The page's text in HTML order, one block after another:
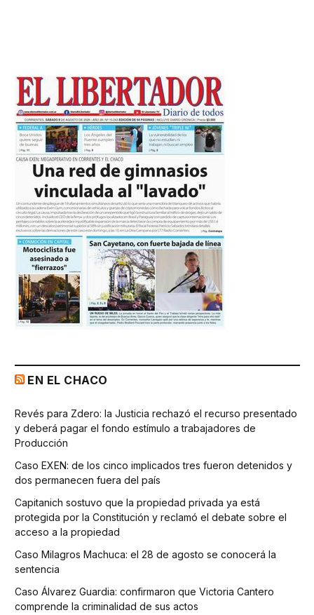
EN EL CHACO
Revés para Zdero: la Justicia rechazó el recurso presentado
y deberá pagar el fondo estímulo a trabajadores de
Producción
Caso EXEN: de los cinco implicados tres fueron detenidos y
dos permanecen fuera del país
Capitanich sostuvo que la propiedad privada ya está
protegida por la Constitución y reclamó el debate sobre el
acceso a la propiedad
Caso Milagros Machuca: el 28 de agosto se conocerá la
sentencia
Caso Álvarez Guardia: confirmaron que Victoria Cantero
comprende la criminalidad de sus actos